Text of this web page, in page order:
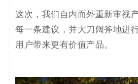
这次，我们自内而外重新审视
每一条建议，并大刀阔斧地进
用户带来更有价值产品。